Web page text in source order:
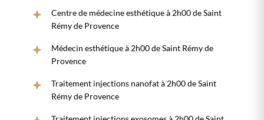
Centre de médecine esthétique à 2h00 de Saint
Rémy de Provence
Médecin esthétique à 2h00 de Saint Rémy de
Provence
Traitement injections nanofat à 2h00 de Saint
Rémy de Provence